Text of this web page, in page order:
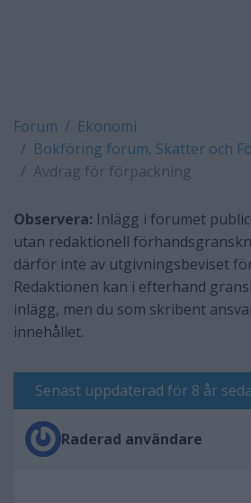
Forum
Ekonomi
Bokföring forum, Skatter och
Avdrag för förpackning
Observera: Inlägg i forumet
utan redaktionell
därför inte av utgivningsbeviset
Redaktionen kan i efterhand
inlägg, men du som skribent
innehållet.
Senast uppdaterad för 8 år
Raderad användare